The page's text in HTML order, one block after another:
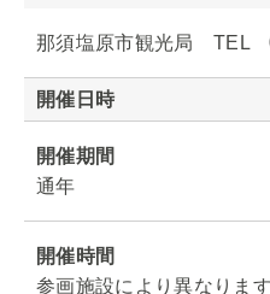
那須塩原市観光局 TEL
開催日時
開催期間
通年
開催時間
参画施設により異なります